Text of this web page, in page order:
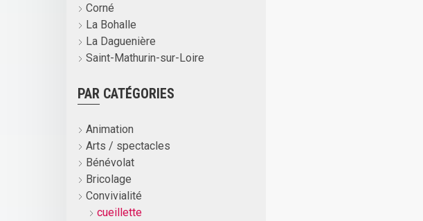
Corné
La Bohalle
La Daguenière
Saint-Mathurin-sur-Loire
PAR CATÉGORIES
Animation
Arts / spectacles
Bénévolat
Bricolage
Convivialité
cueillette